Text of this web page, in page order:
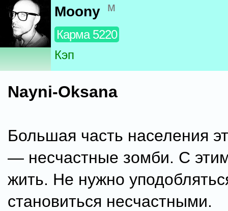
Moony м
Карма 5220
Кэп
Nayni-Oksana
Большая часть населения
— несчастные зомби. С
жить. Не нужно
становиться несчастными.